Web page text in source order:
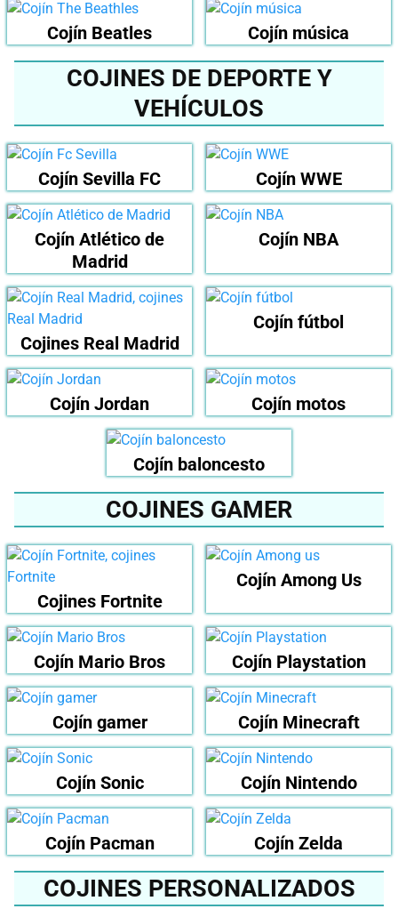
Cojín Beatles Cojín música
COJINES DE DEPORTE Y
VEHÍCULOS
Cojín Sevilla FC Cojín WWE
Cojín Atlético de
Madrid
Cojín NBA
Cojines Real Madrid
Cojín fútbol
Cojín Jordan Cojín motos
Cojín baloncesto
COJINES GAMER
Cojines Fortnite
Cojín Among Us
Cojín Mario Bros Cojín Playstation
Cojín gamer Cojín Minecraft
Cojín Sonic Cojín Nintendo
Cojín Pacman Cojín Zelda
COJINES PERSONALIZADOS